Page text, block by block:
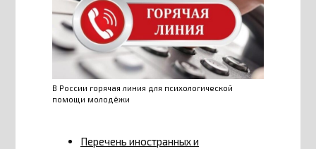
В России горячая линия для психологической
помощи молодёжи
Перечень иностранных и